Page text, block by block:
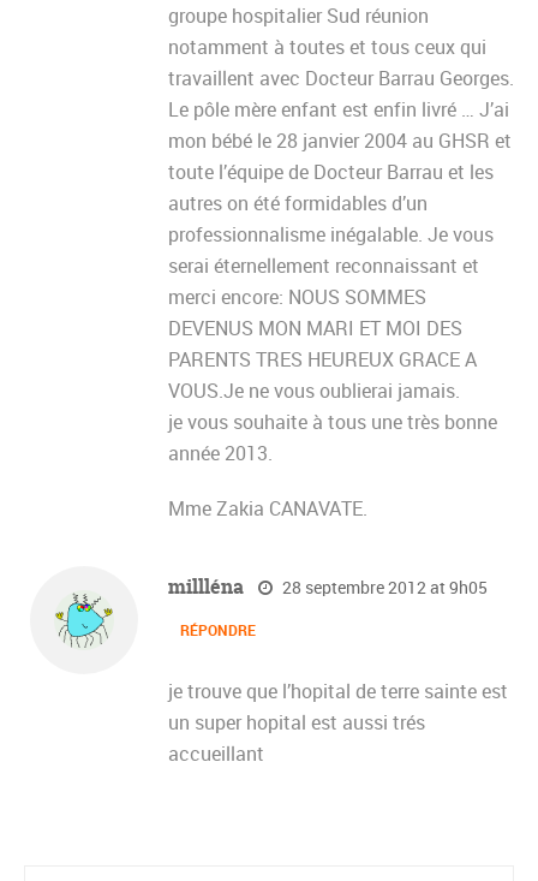
groupe hospitalier Sud réunion
notamment à toutes et tous ceux qui
travaillent avec Docteur Barrau Georges.
Le pôle mère enfant est enfin livré … J’ai
mon bébé le 28 janvier 2004 au GHSR et
toute l’équipe de Docteur Barrau et les
autres on été formidables d’un
professionnalisme inégalable. Je vous
serai éternellement reconnaissant et
merci encore: NOUS SOMMES
DEVENUS MON MARI ET MOI DES
PARENTS TRES HEUREUX GRACE A
VOUS.Je ne vous oublierai jamais.
je vous souhaite à tous une très bonne
année 2013.
Mme Zakia CANAVATE.
millléna 28 septembre 2012 at 9h05
RÉPONDRE
je trouve que l’hopital de terre sainte est
un super hopital est aussi trés
accueillant